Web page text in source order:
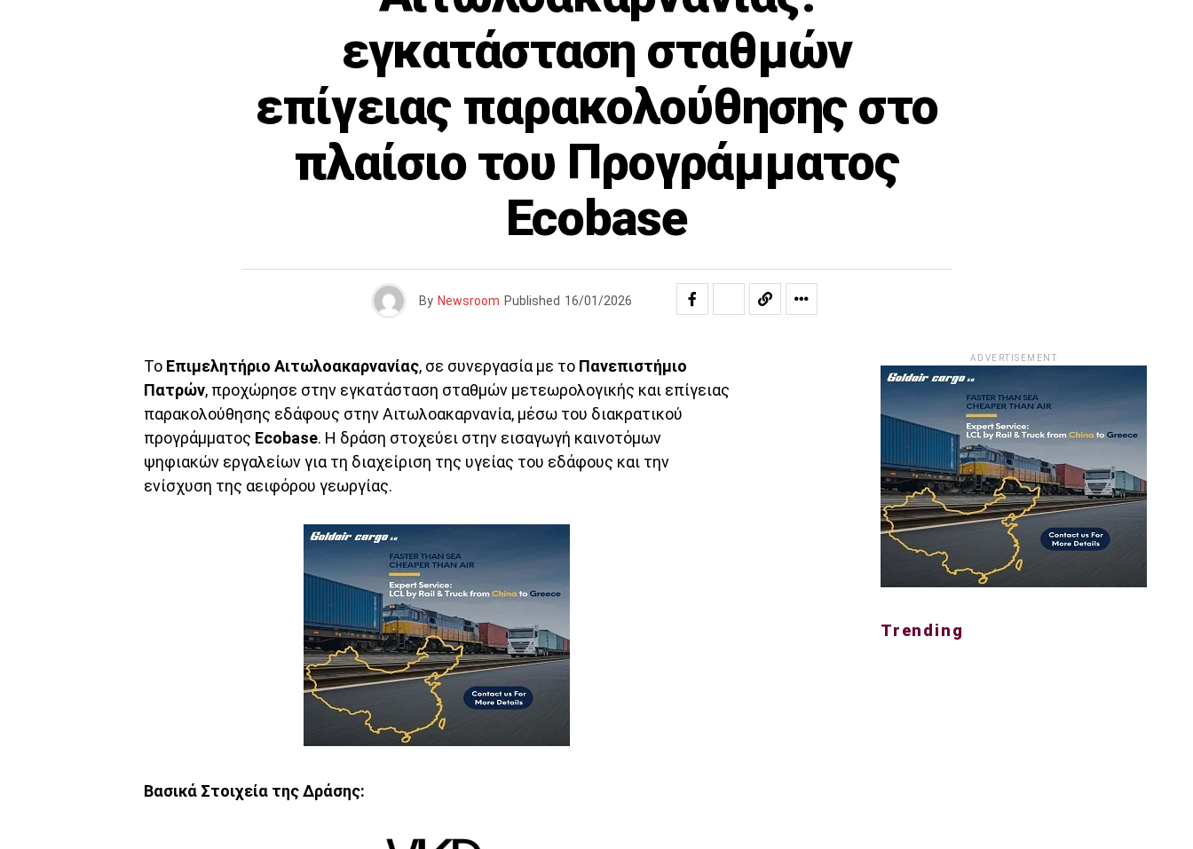
εγκατάσταση σταθμών
επίγειας παρακολούθησης στο
πλαίσιο του Προγράμματος
Ecobase
By Newsroom Published 16/01/2026
Το Επιμελητήριο Αιτωλοακαρνανίας, σε συνεργασία με το Πανεπιστήμιο
Πατρών, προχώρησε στην εγκατάσταση σταθμών μετεωρολογικής και επίγειας
παρακολούθησης εδάφους στην Αιτωλοακαρνανία, μέσω του διακρατικού
προγράμματος Ecobase. Η δράση στοχεύει στην εισαγωγή καινοτόμων
ψηφιακών εργαλείων για τη διαχείριση της υγείας του εδάφους και την
ενίσχυση της αειφόρου γεωργίας.
Βασικά Στοιχεία της Δράσης:
ADVERTISEMENT
Trending